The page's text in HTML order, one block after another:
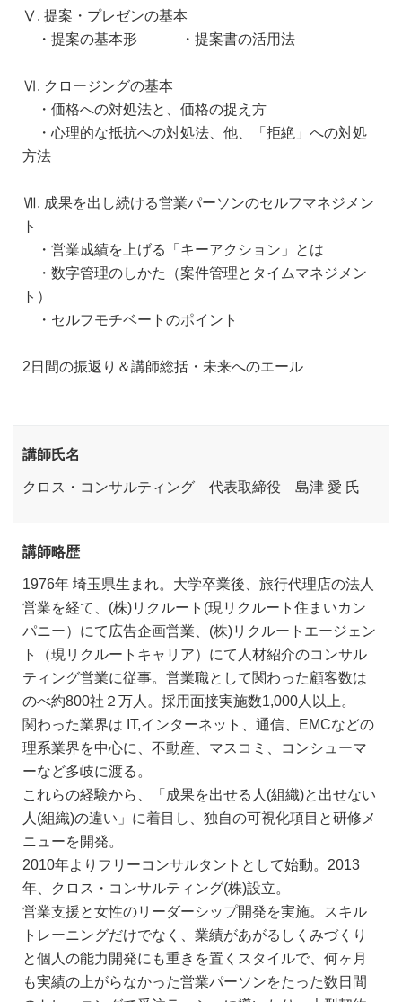
Ⅴ. 提案・プレゼンの基本
・提案の基本形 ・提案書の活用法
Ⅵ. クロージングの基本
・価格への対処法と、価格の捉え方
・心理的な抵抗への対処法、他、「拒絶」への対処
方法
Ⅶ. 成果を出し続ける営業パーソンのセルフマネジメン
ト
・営業成績を上げる「キーアクション」とは
・数字管理のしかた（案件管理とタイムマネジメン
ト）
・セルフモチベートのポイント
2日間の振返り＆講師総括・未来へのエール
講師氏名
クロス・コンサルティング 代表取締役 島津 愛 氏
講師略歴
1976年 埼玉県生まれ。大学卒業後、旅行代理店の法人
営業を経て、(株)リクルート(現リクルート住まいカン
パニー）にて広告企画営業、(株)リクルートエージェン
ト（現リクルートキャリア）にて人材紹介のコンサル
ティング営業に従事。営業職として関わった顧客数は
のべ約800社２万人。採用面接実施数1,000人以上。
関わった業界は IT,インターネット、通信、EMCなどの
理系業界を中心に、不動産、マスコミ、コンシューマ
ーなど多岐に渡る。
これらの経験から、「成果を出せる人(組織)と出せない
人(組織)の違い」に着目し、独自の可視化項目と研修メ
ニューを開発。
2010年よりフリーコンサルタントとして始動。2013
年、クロス・コンサルティング(株)設立。
営業支援と女性のリーダーシップ開発を実施。スキル
トレーニングだけでなく、業績があがるしくみづくり
と個人の能力開発にも重きを置くスタイルで、何ヶ月
も実績の上がらなかった営業パーソンをたった数日間